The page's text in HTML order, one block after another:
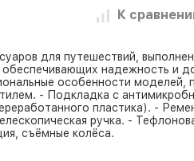
К
для путешествий,
надежность и
особенности моделей,
- Подкладка с
пластика). -
ручка. -
съёмные колёса.